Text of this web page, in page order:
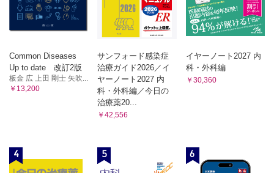
Common Diseases
Up to date 改訂2版
板金 広 上田 剛士 矢吹...
￥13,200
サンフォード感染症
治療ガイド2026／イ
ヤーノート2027 内
科・外科編／今日の
治療薬20...
￥42,556
イヤーノート2027 内
科・外科編
￥30,360
4 5 6